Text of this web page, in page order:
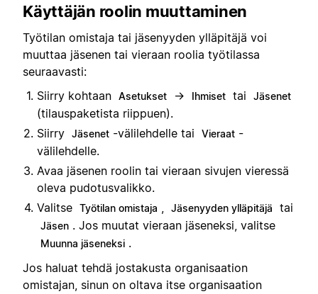
Käyttäjän roolin muuttaminen
Työtilan omistaja tai jäsenyyden ylläpitäjä voi
muuttaa jäsenen tai vieraan roolia työtilassa
seuraavasti:
Siirry kohtaan Asetukset → Ihmiset tai Jäsenet
(tilauspaketista riippuen).
Siirry Jäsenet -välilehdelle tai Vieraat -
välilehdelle.
Avaa jäsenen roolin tai vieraan sivujen vieressä
oleva pudotusvalikko.
Valitse Työtilan omistaja Jäsenyyden ylläpitäjä tai
Jäsen . Jos muutat vieraan jäseneksi, valitse
Muunna jäseneksi .
Jos haluat tehdä jostakusta organisaation
omistajan, sinun on oltava itse organisaation